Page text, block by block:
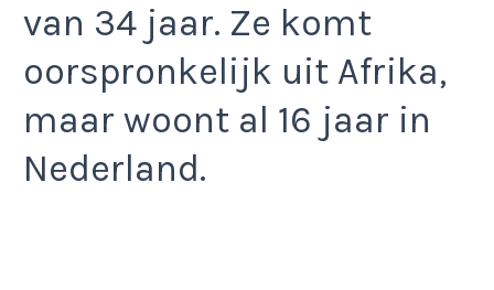
van 34 jaar. Ze komt
oorspronkelijk uit Afrika,
maar woont al 16 jaar in
Nederland.